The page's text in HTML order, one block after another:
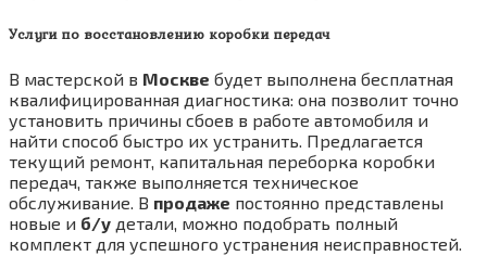
Услуги по восстановлению коробки передач
В мастерской в Москве будет выполнена бесплатная
квалифицированная диагностика: она позволит точно
установить причины сбоев в работе автомобиля и
найти способ быстро их устранить. Предлагается
текущий ремонт, капитальная переборка коробки
передач, также выполняется техническое
обслуживание. В продаже постоянно представлены
новые и б/у детали, можно подобрать полный
комплект для успешного устранения неисправностей.